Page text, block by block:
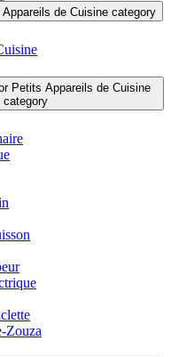
de Cuisine category
Petits Appareils de Cuisine
category
Zouza